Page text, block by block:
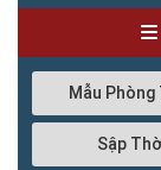
Mẫu
Sập